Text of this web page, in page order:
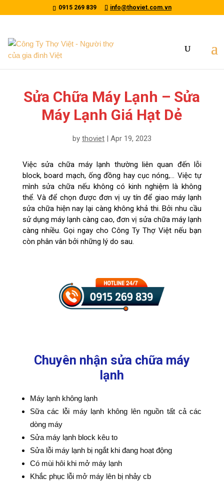
0915 269 839 info@thoviet.com.vn
Sửa Chữa Máy Lạnh – Sửa
Máy Lạnh Giá Hạt Dẻ
by thoviet| Apr 19, 2023
Việc sửa chữa máy lạnh thường liên quan đến lỗi
block, board mạch, ống đồng hay cục nóng,… Việc tự
mình sửa chữa nếu không có kinh nghiệm là không
thể. Và để chọn được đơn vị uy tín để giao máy lạnh
sửa chữa hiện nay lại càng không khả thi. Bởi nhu cầu
sử dụng máy lạnh càng cao, đơn vị sửa chữa máy lạnh
càng nhiều. Gọi ngay cho Công Ty Thợ Việt nếu bạn
còn phân vân bởi những lý do sau.
Chuyên nhận sửa chữa máy
lạnh
Máy lạnh không lạnh
Sữa các lỗi máy lạnh không lên nguồn tất cả các
dòng máy
Sửa máy lạnh block kêu to
Sửa lỗi máy lạnh bị ngắt khi đang hoạt động
Có mùi hôi khi mở máy lạnh
Khắc phục lỗi mở máy lên bị nhảy cb